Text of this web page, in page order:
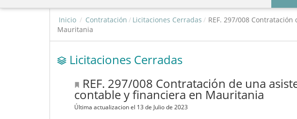
Inicio / Contratación / Licitaciones Cerradas / REF. 297/008
Mauritania
Licitaciones Cerradas
REF. 297/008 Contratación de una
contable y financiera en Mauritania
Última actualizacion el 13 de Julio de 2023